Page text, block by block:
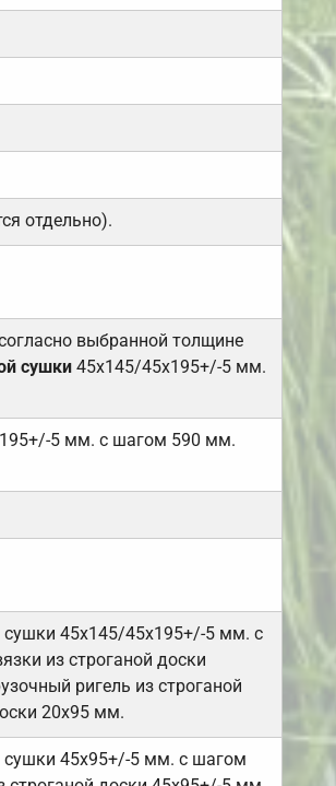
отдельно).
выбранной толщине
сушки45х145/45х195+/-5 мм.
5 мм. с шагом 590 мм.
сушки 45х145/45х195+/-5 мм. с
из строганой доски
ригель из строганой
20х95 мм.
сушки 45х95+/-5 мм. с шагом